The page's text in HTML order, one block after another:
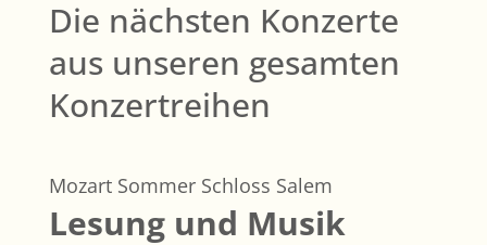
Die nächsten Konzerte
aus unseren gesamten
Konzertreihen
Mozart Sommer Schloss Salem
Lesung und Musik